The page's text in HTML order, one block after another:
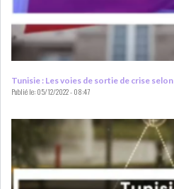
CHIMIE
AGRO-ALIMENTAIRE
Tunisie : Les voies de sortie de crise
Publié le:05/12/2022 - 08:47